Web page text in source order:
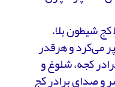
کج شیطون بلا،
می‌کرد و هرقدر
کجه، شلوغ و
و صدای برادر کج